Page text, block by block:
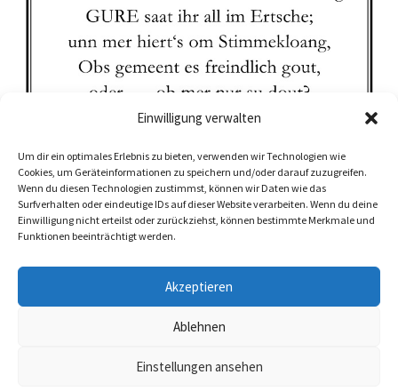
Einwilligung verwalten
Um dir ein optimales Erlebnis zu bieten, verwenden wir Technologien wie
Cookies, um Geräteinformationen zu speichern und/oder darauf zuzugreifen.
Wenn du diesen Technologien zustimmst, können wir Daten wie das
Surfverhalten oder eindeutige IDs auf dieser Website verarbeiten. Wenn du deine
Einwilligung nicht erteilst oder zurückziehst, können bestimmte Merkmale und
Funktionen beeinträchtigt werden.
Akzeptieren
Ablehnen
Einstellungen ansehen
Copyright © 2026 by Wanaloha | powered by Steffen Kage |